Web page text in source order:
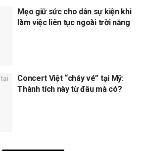
Mẹo giữ sức cho dân sự kiện khi
làm việc liên tục ngoài trời nắng
Concert Việt “cháy vé” tại Mỹ:
Thành tích này từ đâu mà có?